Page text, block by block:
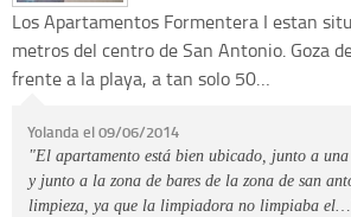
Los Apartamentos Formentera I estan
metros del centro de San Antonio. Goza
frente a la playa, a tan solo 50…
Yolanda el 09/06/2014
"El apartamento está bien ubicado, junto a
y junto a la zona de bares de la zona de san
limpieza, ya que la limpiadora no limpiaba